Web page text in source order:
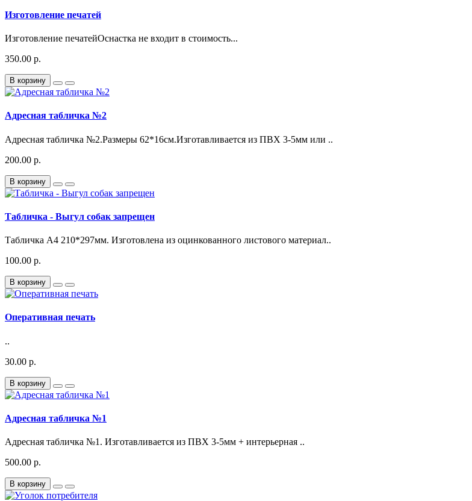
Изготовление печатей
Изготовление печатейОснастка не входит в стоимость...
350.00 р.
В корзину
Адресная табличка №2
Адресная табличка №2.Размеры 62*16см.Изготавливается из ПВХ 3-5мм или ..
200.00 р.
В корзину
Табличка - Выгул собак запрещен
Табличка А4 210*297мм. Изготовлена из оцинкованного листового материал..
100.00 р.
В корзину
Оперативная печать
..
30.00 р.
В корзину
Адресная табличка №1
Адресная табличка №1. Изготавливается из ПВХ 3-5мм + интерьерная ..
500.00 р.
В корзину